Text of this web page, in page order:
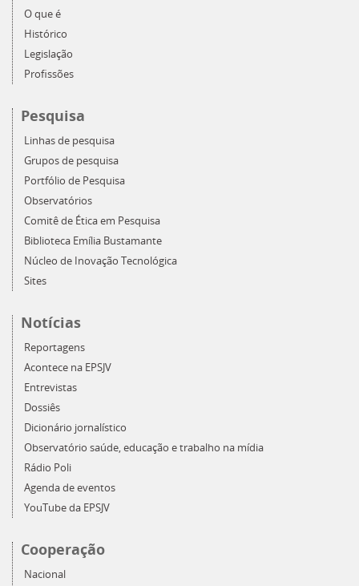
O que é
Histórico
Legislação
Profissões
Pesquisa
Linhas de pesquisa
Grupos de pesquisa
Portfólio de Pesquisa
Observatórios
Comitê de Ética em Pesquisa
Biblioteca Emília Bustamante
Núcleo de Inovação Tecnológica
Sites
Notícias
Reportagens
Acontece na EPSJV
Entrevistas
Dossiês
Dicionário jornalístico
Observatório saúde, educação e trabalho na mídia
Rádio Poli
Agenda de eventos
YouTube da EPSJV
Cooperação
Nacional